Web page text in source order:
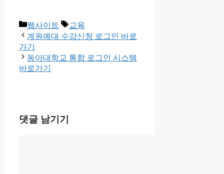
카
테
고
리
웹사이트
태
그
교육
계원예대 수강신청 로그인 바로
가기
동아대학교 통합 로그인 시스템
바로가기
댓글 남기기